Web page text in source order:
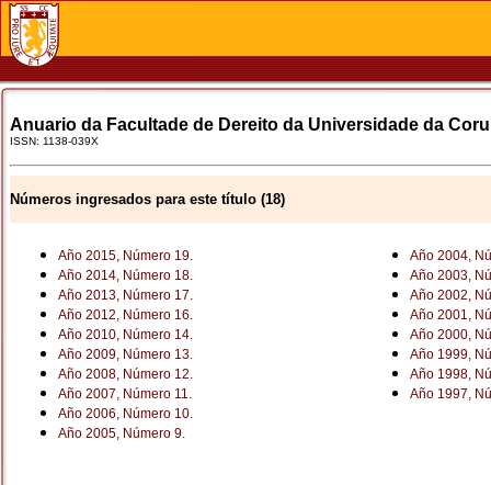
Anuario da Facultade de Dereito da Universidade da
ISSN: 1138-039X
Números ingresados para este título (18)
Año 2015, Número 19.
Año 2014, Número 18.
Año 2013, Número 17.
Año 2012, Número 16.
Año 2010, Número 14.
Año 2009, Número 13.
Año 2008, Número 12.
Año 2007, Número 11.
Año 2006, Número 10.
Año 2005, Número 9.
Año 2004,
Año 2003,
Año 2002,
Año 2001,
Año 2000,
Año 1999,
Año 1998,
Año 1997,